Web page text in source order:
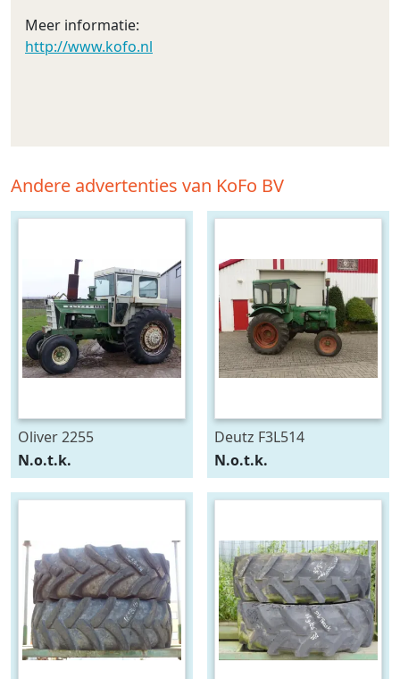
Meer informatie:
http://www.kofo.nl
Andere advertenties van KoFo BV
Oliver 2255
N.o.t.k.
Deutz F3L514
N.o.t.k.